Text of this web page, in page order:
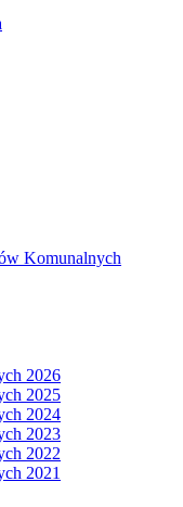
Komunalnych
2026
2025
2024
2023
2022
2021